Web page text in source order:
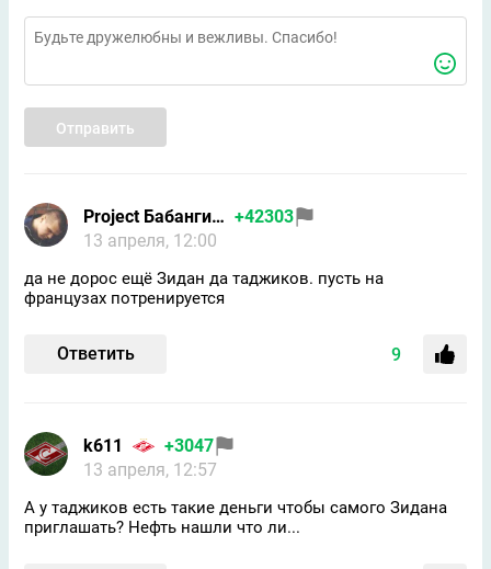
Отправить
Project Бабангида +42303
13 апреля, 12:00
да не дорос ещё Зидан да таджиков. пусть на
французах потренируется
Ответить 9
k611
+3047
13 апреля, 12:57
А у таджиков есть такие деньги чтобы самого Зидана
приглашать? Нефть нашли что ли...